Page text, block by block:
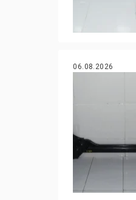
06.08.2026